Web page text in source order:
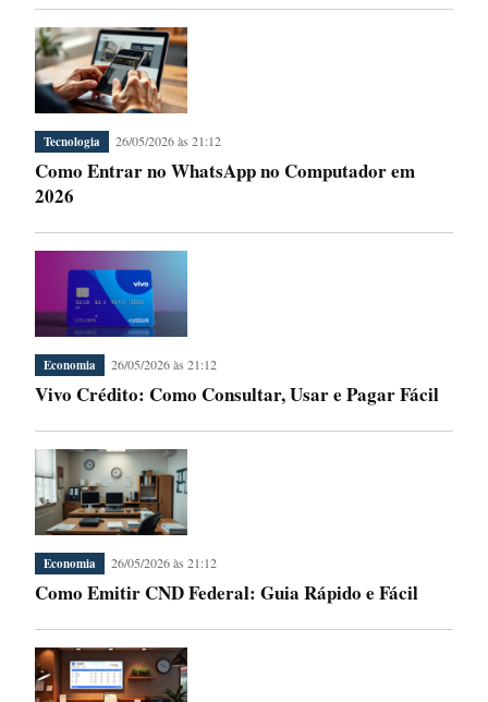
Tecnologia 26/05/2026 às 21:12
Como Entrar no WhatsApp no Computador em
2026
Economia 26/05/2026 às 21:12
Vivo Crédito: Como Consultar, Usar e Pagar Fácil
Economia 26/05/2026 às 21:12
Como Emitir CND Federal: Guia Rápido e Fácil